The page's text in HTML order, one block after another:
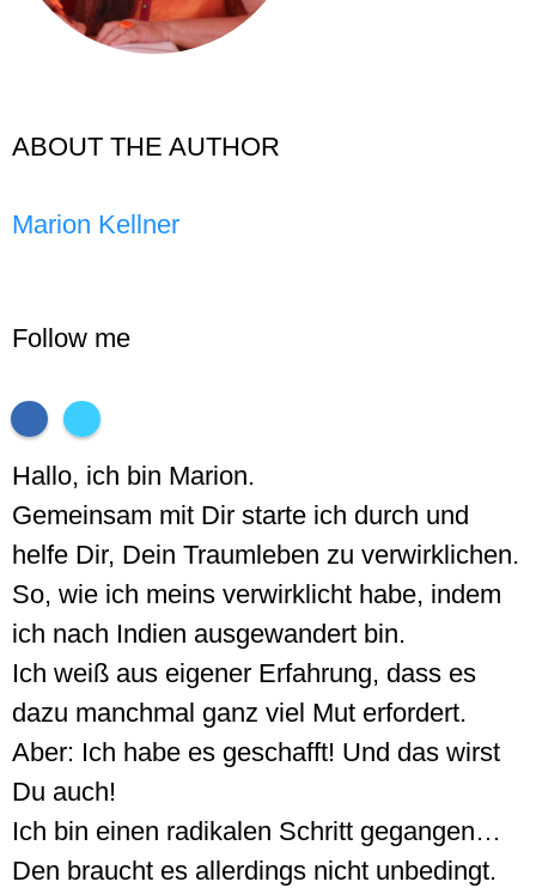
ABOUT THE AUTHOR
Marion Kellner
Follow me
Hallo, ich bin Marion.
Gemeinsam mit Dir starte ich durch und
helfe Dir, Dein Traumleben zu verwirklichen.
So, wie ich meins verwirklicht habe, indem
ich nach Indien ausgewandert bin.
Ich weiß aus eigener Erfahrung, dass es
dazu manchmal ganz viel Mut erfordert.
Aber: Ich habe es geschafft! Und das wirst
Du auch!
Ich bin einen radikalen Schritt gegangen…
Den braucht es allerdings nicht unbedingt.